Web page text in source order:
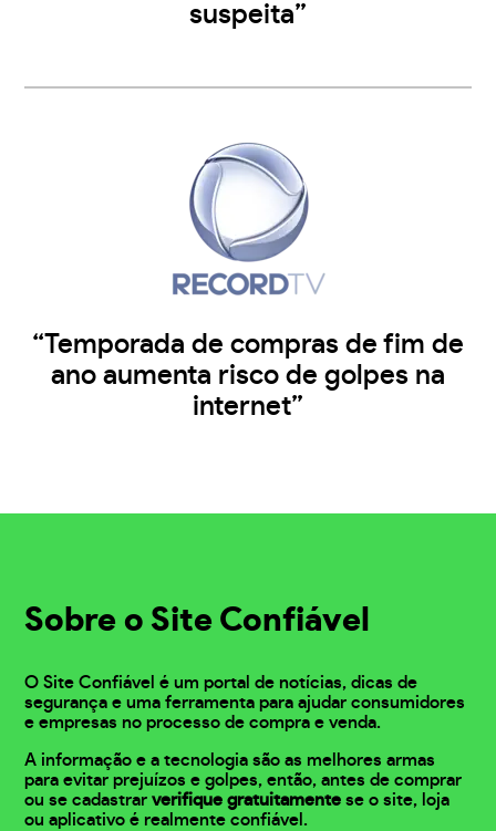
suspeita”
“Temporada de compras de fim de
ano aumenta risco de golpes na
internet”
Sobre o Site Confiável
O Site Confiável é um portal de notícias, dicas de
segurança e uma ferramenta para ajudar consumidores
e empresas no processo de compra e venda.
A informação e a tecnologia são as melhores armas
para evitar prejuízos e golpes, então, antes de comprar
ou se cadastrarverifique gratuitamente se o site, loja
ou aplicativo é realmente confiável.